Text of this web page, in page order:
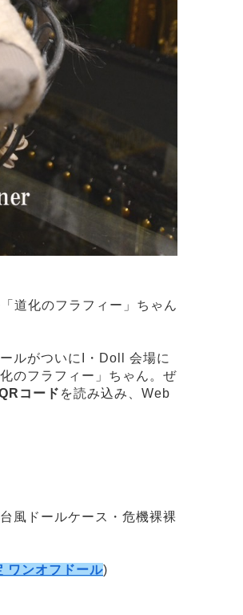
道化のフラフィー」ちゃん
ルがついにI・Doll 会場に
のフラフィー」ちゃん。ぜ
コード を読み込み、Web
風ドールケース・危機裸裸
ワンオフドール)